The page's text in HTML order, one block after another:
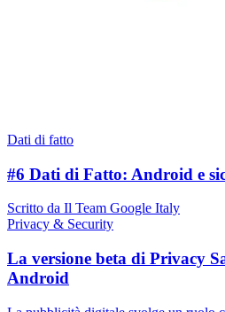
Dati di fatto
#6 Dati di Fatto: Android e
Scritto da Il Team Google Italy
Privacy & Security
La versione beta di Privacy
Android